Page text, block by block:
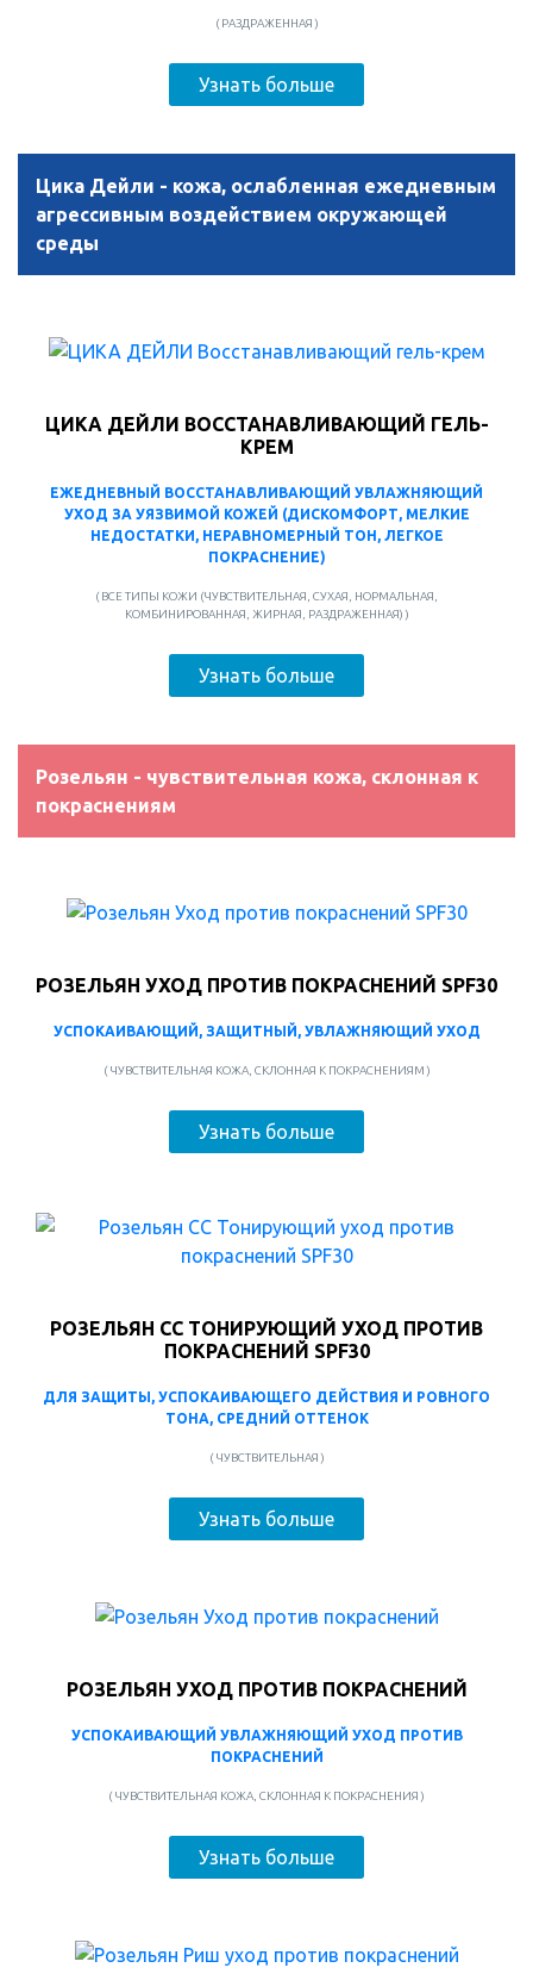
( РАЗДРАЖЕННАЯ )
Узнать больше
Цика Дейли - кожа, ослабленная ежедневным
агрессивным воздействием окружающей
среды
ЦИКА ДЕЙЛИ ВОССТАНАВЛИВАЮЩИЙ ГЕЛЬ-
КРЕМ
ЕЖЕДНЕВНЫЙ ВОССТАНАВЛИВАЮЩИЙ УВЛАЖНЯЮЩИЙ
УХОД ЗА УЯЗВИМОЙ КОЖЕЙ (ДИСКОМФОРТ, МЕЛКИЕ
НЕДОСТАТКИ, НЕРАВНОМЕРНЫЙ ТОН, ЛЕГКОЕ
ПОКРАСНЕНИЕ)
( ВСЕ ТИПЫ КОЖИ (ЧУВСТВИТЕЛЬНАЯ, СУХАЯ, НОРМАЛЬНАЯ,
КОМБИНИРОВАННАЯ, ЖИРНАЯ, РАЗДРАЖЕННАЯ) )
Узнать больше
Розельян - чувствительная кожа, склонная к
покраснениям
РОЗЕЛЬЯН УХОД ПРОТИВ ПОКРАСНЕНИЙ SPF30
УСПОКАИВАЮЩИЙ, ЗАЩИТНЫЙ, УВЛАЖНЯЮЩИЙ УХОД
( ЧУВСТВИТЕЛЬНАЯ КОЖА, СКЛОННАЯ К ПОКРАСНЕНИЯМ )
Узнать больше
РОЗЕЛЬЯН CC ТОНИРУЮЩИЙ УХОД ПРОТИВ
ПОКРАСНЕНИЙ SPF30
ДЛЯ ЗАЩИТЫ, УСПОКАИВАЮЩЕГО ДЕЙСТВИЯ И РОВНОГО
ТОНА, СРЕДНИЙ ОТТЕНОК
( ЧУВСТВИТЕЛЬНАЯ )
Узнать больше
РОЗЕЛЬЯН УХОД ПРОТИВ ПОКРАСНЕНИЙ
УСПОКАИВАЮЩИЙ УВЛАЖНЯЮЩИЙ УХОД ПРОТИВ
ПОКРАСНЕНИЙ
( ЧУВСТВИТЕЛЬНАЯ КОЖА, СКЛОННАЯ К ПОКРАСНЕНИЯ )
Узнать больше